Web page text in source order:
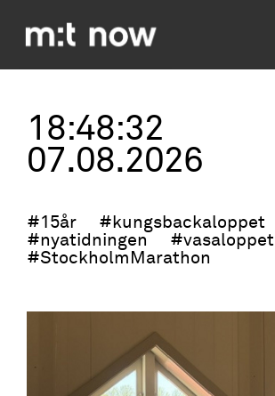
18:48:33
07.08.2026
#15år
#kungsbackaloppet
#nyatidningen
#vasaloppet
#StockholmMarathon